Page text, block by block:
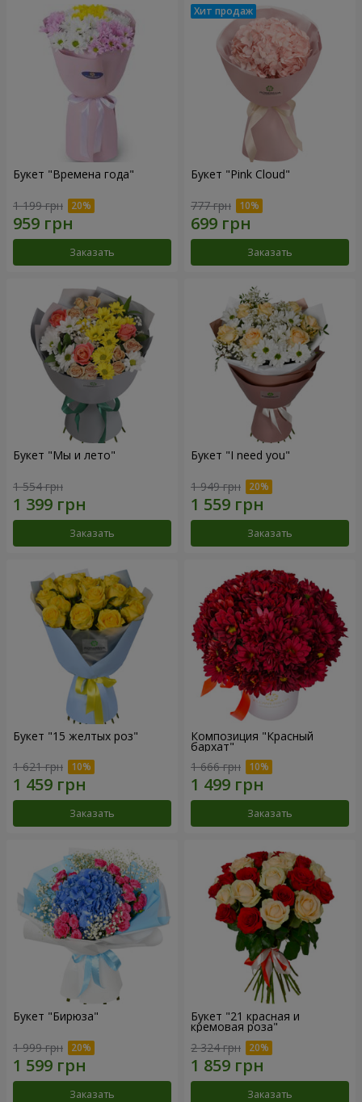
Букет "Времена года"
1 199 грн
Заказать
Букет "Pink Cloud"
777 грн
Заказать
Букет "Мы и лето"
1 554 грн
Заказать
Букет "I need you"
1 949 грн
Заказать
Букет "15 желтых роз"
1 621 грн
Заказать
Композиция "Красный
бархат"
1 666 грн
Заказать
Букет "Бирюза"
1 999 грн
Заказать
Букет "21 красная и
кремовая роза"
2 324 грн
Заказать